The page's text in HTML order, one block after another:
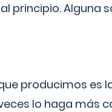
principio. Alguna
producimos es
lo haga más